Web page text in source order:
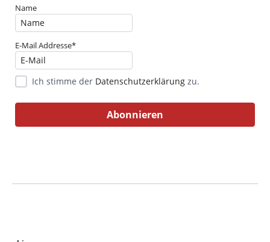
Name
E-Mail Addresse*
Ich stimme der Datenschutzerklärung zu.